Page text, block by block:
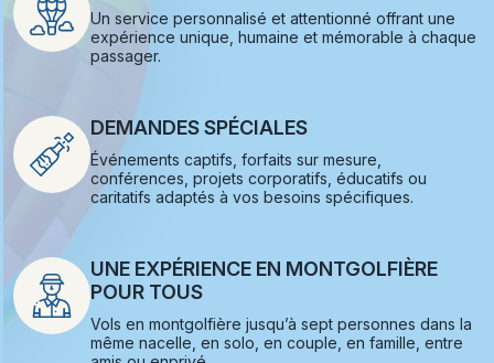
Un service personnalisé et attentionné offrant une
expérience unique, humaine et mémorable à chaque
passager.
DEMANDES SPÉCIALES
Événements captifs, forfaits sur mesure,
conférences, projets corporatifs, éducatifs ou
caritatifs adaptés à vos besoins spécifiques.
UNE EXPÉRIENCE EN MONTGOLFIÈRE
POUR TOUS
Vols en montgolfière jusqu’à sept personnes dans la
même nacelle, en solo, en couple, en famille, entre